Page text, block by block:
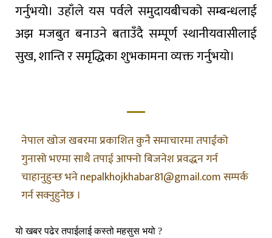
गर्नुभयो। उहाँले यस पर्वले समुदायबीचको सम्बन्धलाई
अझ मजबुत बनाउने बताउँदै सम्पूर्ण स्थानीयवासीलाई
सुख, शान्ति र समृद्धिका शुभकामना व्यक्त गर्नुभयो।
नेपाल खोज खबरमा प्रकाशित कुनै समाचारमा तपाईंको
गुनासो भएमा साथै तपाई आफ्नो बिजनेश प्रवद्धन गर्न
चाहानुहुन्छ भने nepalkhojkhabar81@gmail.com सम्पर्क
गर्न सक्नुहुनेछ ।
यो खबर पढेर तपाईलाई कस्तो महसुस भयो ?